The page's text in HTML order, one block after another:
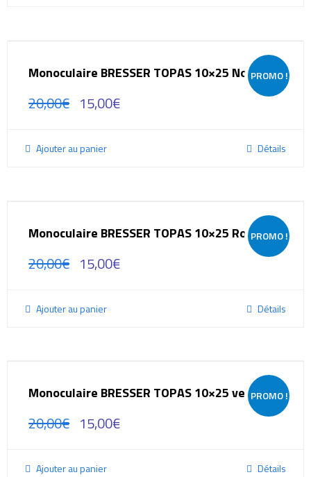
PROMO !
Monoculaire BRESSER TOPAS 10×25 Noir
20,00€ 15,00€
Ajouter au panier Détails
PROMO !
Monoculaire BRESSER TOPAS 10×25 Rouge
20,00€ 15,00€
Ajouter au panier Détails
PROMO !
Monoculaire BRESSER TOPAS 10×25 vert
20,00€ 15,00€
Ajouter au panier Détails